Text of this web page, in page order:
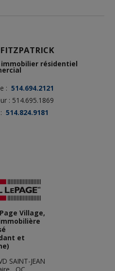
résidentiel
:514.694.2121
: 514.695.1869
:514.824.9181
Village,
et
SAINT-JEAN